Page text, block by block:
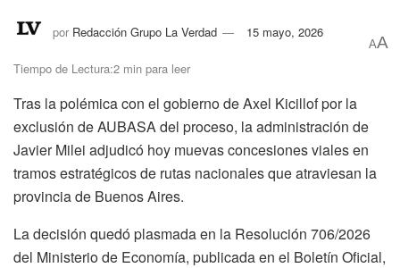
por Redacción Grupo La Verdad 15 mayo, 2026
Tiempo de Lectura:2 min para leer
AA
Tras la polémica con el gobierno de Axel Kicillof por la
exclusión de AUBASA del proceso, la administración de
Javier Milei adjudicó hoy muevas concesiones viales en
tramos estratégicos de rutas nacionales que atraviesan la
provincia de Buenos Aires.
La decisión quedó plasmada en la Resolución 706/2026
del Ministerio de Economía, publicada en el Boletín Oficial,